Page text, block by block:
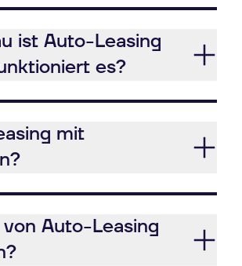
ist Auto-Leasing
es?
mit
Auto-Leasing